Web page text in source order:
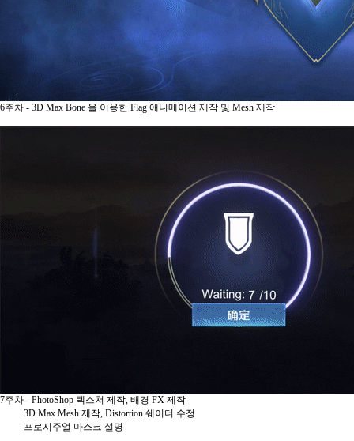
6주차 - 3D Max Bone 을 이용한 Flag 애니메이션 제작 및 Mesh 제작
7주차 - PhotoShop 텍스쳐 제작, 배경 FX 제작
3D Max Mesh 제작, Distortion 쉐이더 수정
프로시주얼 마스크 설명